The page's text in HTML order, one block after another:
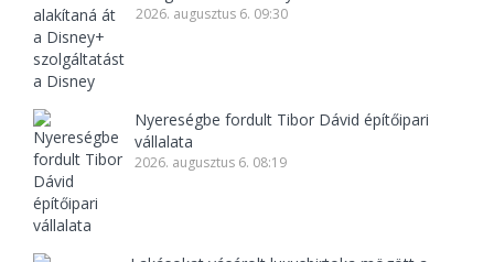
2026. augusztus 6. 09:30
Nyereségbe fordult Tibor Dávid építőipari
vállalata
2026. augusztus 6. 08:19